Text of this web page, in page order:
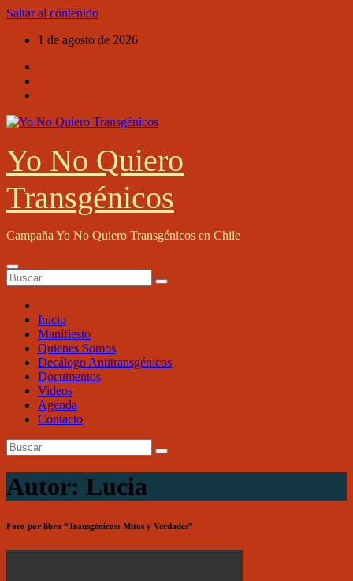
Saltar al contenido
1 de agosto de 2026
Yo No Quiero
Transgénicos
Campaña Yo No Quiero Transgénicos en Chile
Inicio
Manifiesto
Quienes Somos
Decálogo Antitransgénicos
Documentos
Videos
Agenda
Contacto
Autor: Lucia
Foro por libro “Transgénicos: Mitos y Verdades”